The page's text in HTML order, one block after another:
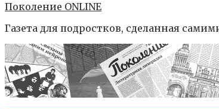
Поколение ONLINE
Газета для подростков, сделанная